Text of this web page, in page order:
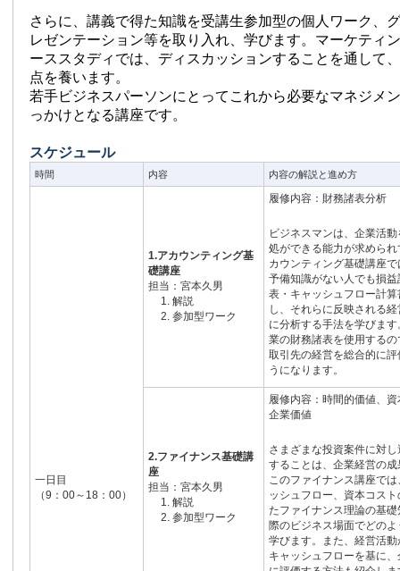
さらに、講義で得た知識を受講生参加型の個人ワーク、
レゼンテーション等を取り入れ、学びます。マーケティ
ーススタディでは、ディスカッションすることを通して
点を養います。
若手ビジネスパーソンにとってこれから必要なマネジメ
っかけとなる講座です。
スケジュール
時間 内容 内容の解説と進め方
一日目
（9：00～18：00）
1.アカウンティング基
礎講座
担当：宮本久男
解説
参加型ワーク
履修内容：財務諸表分析
ビジネスマンは、企業活
処ができる能力が求めら
カウンティング基礎講座
予備知識がない人でも損
表・キャッシュフロー計
し、それらに反映される
に分析する手法を学びま
業の財務諸表を使用する
取引先の経営を総合的に
うになります。
2.ファイナンス基礎講
座
担当：宮本久男
解説
参加型ワーク
履修内容：時間的価値、
企業価値
さまざまな投資案件に対
することは、企業経営の
このファイナンス講座で
ッシュフロー、資本コス
たファイナンス理論の基
際のビジネス場面でどの
学びます。また、経営活
キャッシュフローを基に